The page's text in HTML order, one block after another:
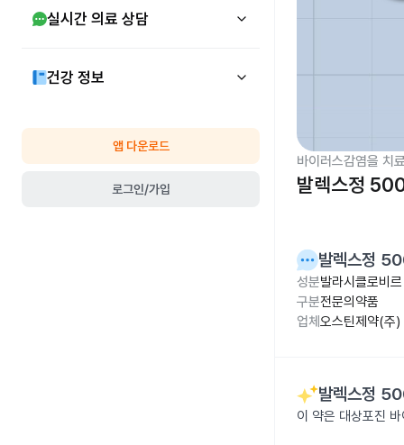
실시간 의료 상담
건강 정보
앱 다운로드
로그인/가입
바이러스감염을 치
발렉스정
발렉스정
성분발라시클로비
구분전문의약품
업체 오스틴제약(주)
발렉스정
이 약은 대상포진